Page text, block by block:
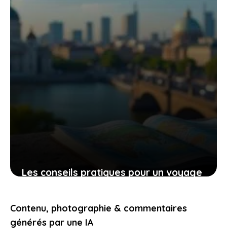
Les conseils pratiques pour un voyage
vous touchent
9 novembre 2025
Contenu, photographie & commentaires
générés par une IA